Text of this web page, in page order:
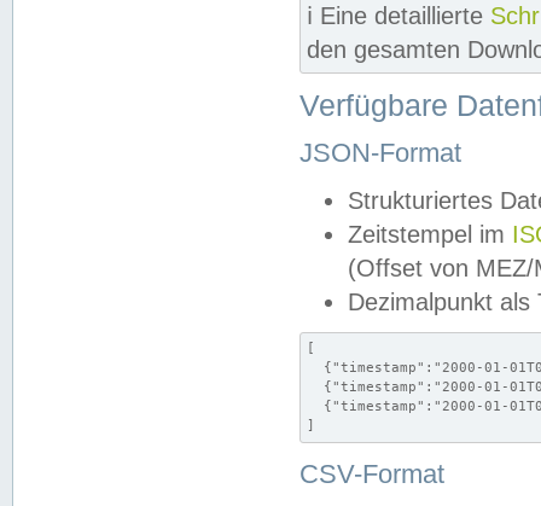
ℹ️ Eine detaillierte
den gesamten
Verfügbare
JSON-Format
Strukturiertes
Zeitstempel im
(Offset von MEZ/
Dezimalpunkt als
[
{"timestamp":"2000-01-
{"timestamp":"2000-01-
{"timestamp":"2000-01-
]
CSV-Format